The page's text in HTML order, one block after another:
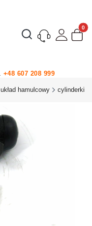
Otwórz wyszukiwarkę
+48 607 208 999
układ hamulcowy cylinderki